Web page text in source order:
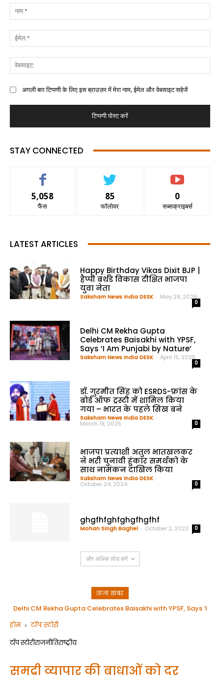
अगली बार टिप्पणी के लिए इस ब्राउज़र में मेरा नाम, ईमेल और वेबसाइट सहेजें
STAY CONNECTED
5,058
फैंस
85
फॉलोवर
0
सब्सक्राइबर्स
LATEST ARTICLES
Happy Birthday Vikas Dixit BJP |
हैप्पी बर्थडे विकास दीक्षित भाजपा
युवा नेता
Saksham News India DESK - May 29, 2026
0
Delhi CM Rekha Gupta
Celebrates Baisakhi with YPSF,
Says ‘I Am Punjabi by Nature’
Saksham News India DESK - April 15, 2025
0
डॉ. गुरमीत सिंह को ESRDS-फ्रांस के
बोर्ड ऑफ ट्रस्टी में शामिल किया
गया – भारत के पहले सिख बने
Saksham News India DESK -
March 19, 2025 0
भाजपा प्रत्याशी अतुल भातखलकर
ने भरी चुनावी हुंकार समर्थको के
साथ नामंकन दाखिल किया
Saksham News India DESK -
October 24, 2024 0
ghgfhfghfghgfhgfhf
Mohan Singh Baghel - October 2, 2022 0
और अधिक लोड करें